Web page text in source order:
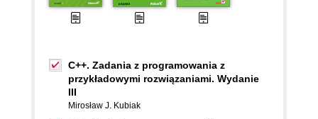
C++. Zadania z programowania z
przykładowymi rozwiązaniami. Wydanie
III
Mirosław J. Kubiak